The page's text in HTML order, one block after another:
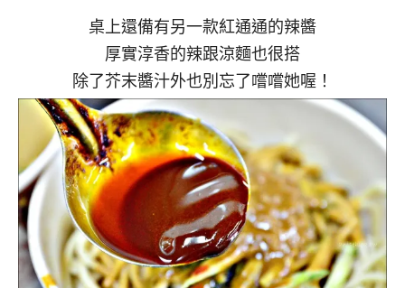
桌上還備有另一款紅通通的辣醬
厚實淳香的辣跟涼麵也很搭
除了芥末醬汁外也別忘了嚐嚐她喔！